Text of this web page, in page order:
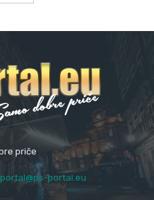
priče
portal.eu